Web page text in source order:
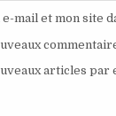
mail et mon site
articles par